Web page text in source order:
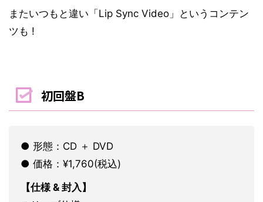
またいつもと違い「Lip Sync Video」というコンテン
ツも !
初回盤B
● 形態：CD ＋ DVD
● 価格：¥1,760(税込)
【仕様 & 封入】